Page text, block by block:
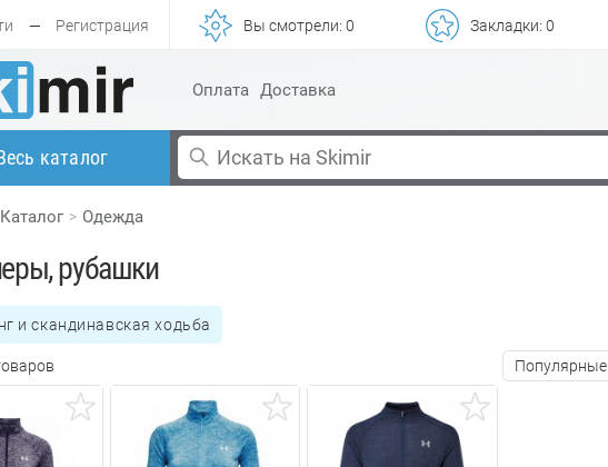
— Регистрация Вы смотрели: 0 Закладки: 0
Оплата Доставка
каталог
Каталог Одежда
рубашки
и скандинавская ходьба
Популярные